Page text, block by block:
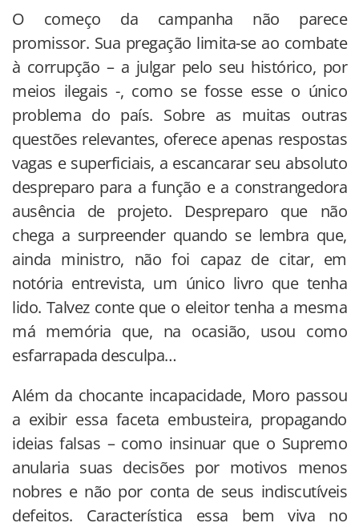
O começo da campanha não parece
promissor. Sua pregação limita-se ao combate
à corrupção – a julgar pelo seu histórico, por
meios ilegais -, como se fosse esse o único
problema do país. Sobre as muitas outras
questões relevantes, oferece apenas respostas
vagas e superficiais, a escancarar seu absoluto
despreparo para a função e a constrangedora
ausência de projeto. Despreparo que não
chega a surpreender quando se lembra que,
ainda ministro, não foi capaz de citar, em
notória entrevista, um único livro que tenha
lido. Talvez conte que o eleitor tenha a mesma
má memória que, na ocasião, usou como
esfarrapada desculpa…
Além da chocante incapacidade, Moro passou
a exibir essa faceta embusteira, propagando
ideias falsas – como insinuar que o Supremo
anularia suas decisões por motivos menos
nobres e não por conta de seus indiscutíveis
defeitos. Característica essa bem viva no